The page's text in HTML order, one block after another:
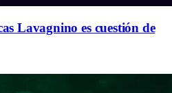
Lavagnino es cuestión de